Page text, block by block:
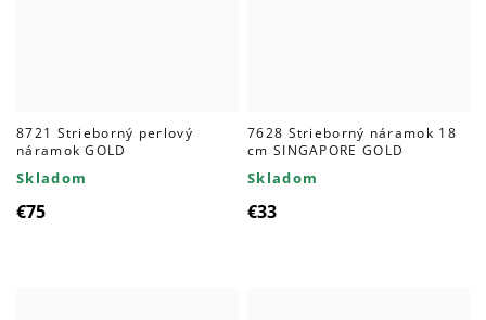
8721 Strieborný perlový
náramok GOLD
Skladom
€75
7628 Strieborný náramok 18
cm SINGAPORE GOLD
Skladom
€33